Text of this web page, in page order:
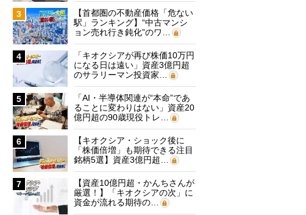
3
【首都圏の不動産価格「危ない
駅」ランキング】“中古マンシ
ョン売れ行き鈍化”のワ…
4
「キオクシアが再び株価10万円
になる日は遠い」資産3億円超
のサラリーマン投資家…
5
「AI・半導体関連が“本命”であ
ることに変わりはない」資産20
億円超の90歳現役トレ…
6
【キオクシア・ショック後に
「株価倍増」も期待できる注目
銘柄5選】資産3億円超…
7
【資産10億円超・かんちさんが
厳選！】「キオクシアの次」に
資金が流れる期待の…